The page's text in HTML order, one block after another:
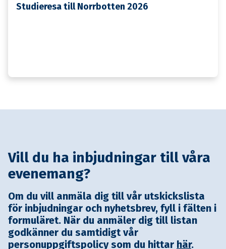
Studieresa till Norrbotten 2026
Vill du ha inbjudningar till våra
evenemang?
Om du vill anmäla dig till vår utskickslista
för inbjudningar och nyhetsbrev, fyll i fälten i
formuläret. När du anmäler dig till listan
godkänner du samtidigt vår
personuppgiftspolicy som du hittar här.